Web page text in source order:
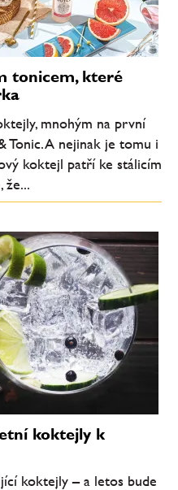
tonicem, které
mnohým na první
Tonic. A nejinak je tomu i
koktejl patří ke stálicím
že...
koktejly k
koktejly – a letos bude